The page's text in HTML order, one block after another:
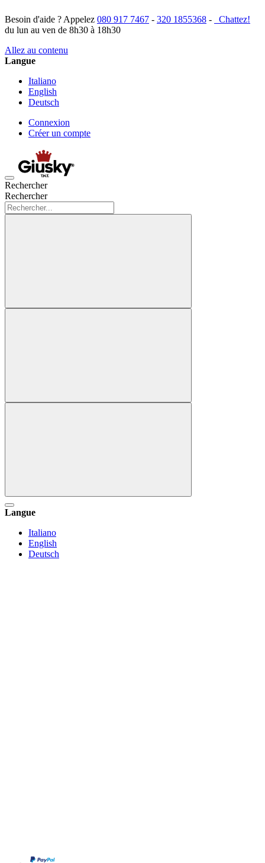
Besoin d'aide ? Appelez 080 917 7467 - 320 1855368 -
Chattez!
du lun au ven de 8h30 à 18h30
Allez au contenu
Langue
Italiano
English
Deutsch
Connexion
Créer un compte
Rechercher
Rechercher
Langue
Italiano
English
Deutsch